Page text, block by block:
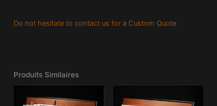
Do not hesitate to contact us for a Custom Quote
Produits Similaires